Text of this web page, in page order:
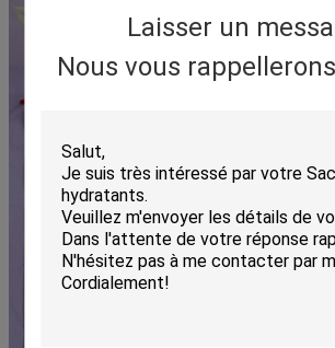
Laisser un
Nous vous